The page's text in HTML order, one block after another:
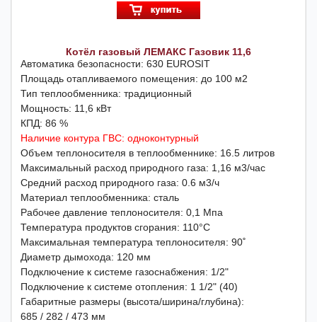
Котёл газовый ЛЕМАКС Газовик 11,6
Автоматика безопасности: 630 EUROSIT
Площадь отапливаемого помещения: до 100 м2
Тип теплообменника: традиционный
Мощность: 11,6 кВт
КПД: 86 %
Наличие контура ГВС: одноконтурный
Объем теплоносителя в теплообменнике: 16.5 литров
Максимальный расход природного газа: 1,16 м3/час
Средний расход природного газа: 0.6 м3/ч
Материал теплообменника: сталь
Рабочее давление теплоносителя: 0,1 Мпа
Температура продуктов сгорания: 110°С
Максимальная температура теплоносителя: 90˚
Диаметр дымохода: 120 мм
Подключение к системе газоснабжения: 1/2"
Подключение к системе отопления: 1 1/2" (40)
Габаритные размеры (высота/ширина/глубина):
685 / 282 / 473 мм